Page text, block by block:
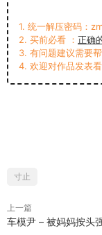
1. 统一解压密码：
2. 买前必看 ： 正确
3. 有问题建议需要帮
4. 欢迎对作品发表
寸止
上一篇
车模尹 – 被妈妈按头